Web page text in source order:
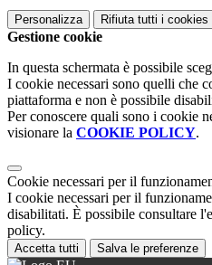
Personalizza Rifiuta tutti i cookies
Gestione cookie
In questa schermata è possibile
I cookie necessari sono quelli che
piattaforma e non è possibile
Per conoscere quali sono i cookie
visionare la COOKIE POLICY.
Cookie necessari per il
I cookie necessari per il
disabilitati. È possibile consultare
policy.
Accetta tutti Salva le preferenze